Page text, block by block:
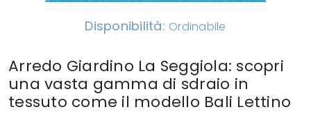
Disponibilità: Ordinabile
Arredo Giardino La Seggiola: scopri
una vasta gamma di sdraio in
tessuto come il modello Bali Lettino